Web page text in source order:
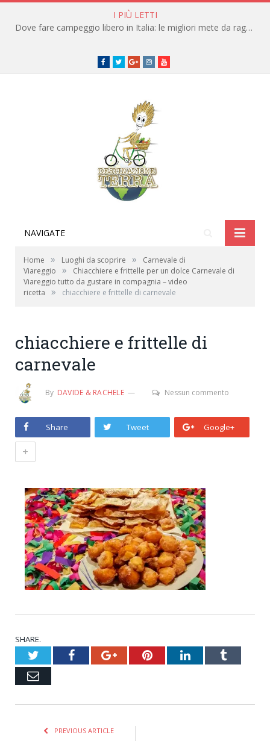
I PIÙ LETTI
Dove fare campeggio libero in Italia: le migliori mete da raggiungere in traghetto
Facebook
TwitterGoogle+instagramyoutube
NAVIGATE
Home » Luoghi da scoprire »
Carnevale di
Viareggio
»
Chiacchiere e frittelle per un dolce Carnevale di
Viareggio tutto da gustare in compagnia – video
ricetta
» chiacchiere e frittelle di carnevale
chiacchiere e frittelle di
carnevale
By DAVIDE & RACHELE Nessun commento
Share Tweet Google+
+
SHARE.
TwitterFacebookGoogle+PinterestLinkedInTumblr
Email
PREVIOUS ARTICLE